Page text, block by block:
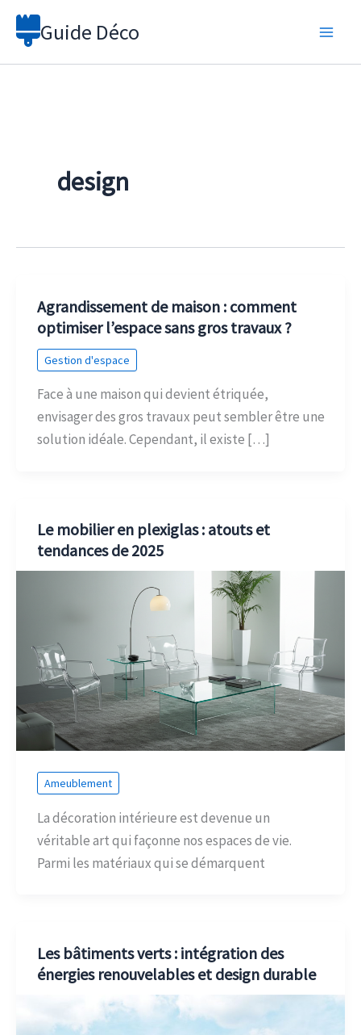
Aller
Guide Déco
design
Agrandissement de maison : comment
optimiser l’espace sans gros travaux ?
Gestion d'espace
Face à une maison qui devient étriquée,
envisager des gros travaux peut sembler être une
solution idéale. Cependant, il existe […]
Le mobilier en plexiglas : atouts et
tendances de 2025
Ameublement
La décoration intérieure est devenue un
véritable art qui façonne nos espaces de vie.
Parmi les matériaux qui se démarquent
Les bâtiments verts : intégration des
énergies renouvelables et design durable